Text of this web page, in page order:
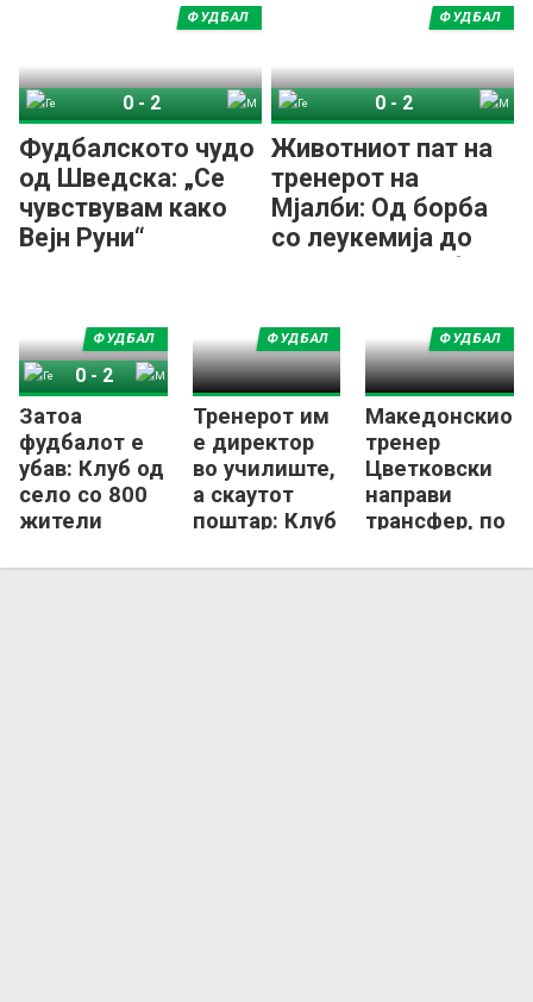
Фудбалското чудо
од Шведска: „Се
чувствувам како
Вејн Руни“
ФУДБАЛ
0-2
Животниот пат на
тренерот на
Мјалби: Од борба
со леукемија до
историски трофеј!
ФУДБАЛ
0-2
Затоа
фудбалот е
убав: Клуб од
село со 800
жители
шампион и
ФУДБАЛ
Гетеборг
0 - 2
Тренерот им
е директор
во училиште,
а скаутот
поштар: Клуб
800 жители е
ФУДБАЛ
Македонскиот
тренер
Цветковски
направи
трансфер, по
Хакен се сели
ФУДБАЛ